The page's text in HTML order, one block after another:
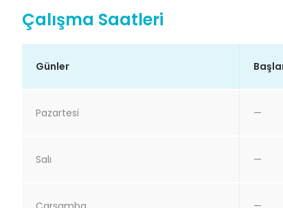
Çalışma Saatleri
Günler
Pazartesi —
Salı —